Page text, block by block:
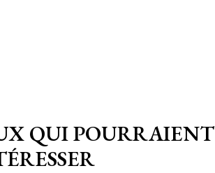
QUI POURRAIENT